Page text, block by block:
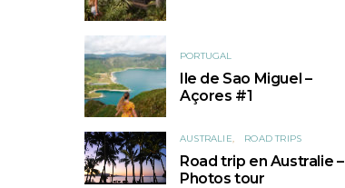
PORTUGAL
Ile de Sao Miguel –
Açores #1
AUSTRALIE ROAD TRIPS
Road trip en Australie –
Photos tour